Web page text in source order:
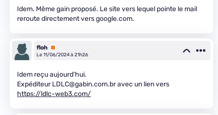
Idem. Même gain proposé. Le site vers lequel pointe le mail
reroute directement vers google.com.
floh Premium
Le 11/06/2024 à 21h26
Idem reçu aujourd'hui.
Expéditeur LDLC@gabin.com.br avec un lien vers
https://ldlc-web3.com/